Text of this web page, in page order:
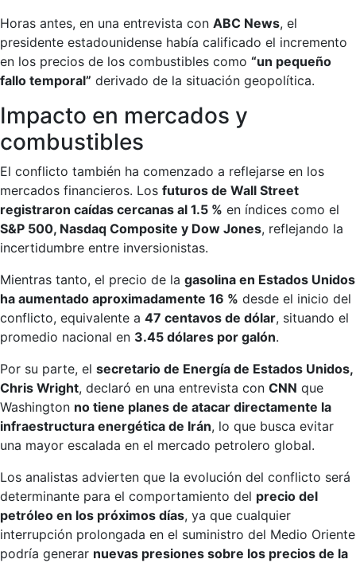
Horas antes, en una entrevista con ABC News, el
presidente estadounidense había calificado el incremento
en los precios de los combustibles como “un pequeño
fallo temporal” derivado de la situación geopolítica.
Impacto en mercados y
combustibles
El conflicto también ha comenzado a reflejarse en los
mercados financieros. Los futuros de Wall Street
registraron caídas cercanas al 1.5 % en índices como el
S&P 500, Nasdaq Composite y Dow Jones, reflejando la
incertidumbre entre inversionistas.
Mientras tanto, el precio de la gasolina en Estados Unidos
ha aumentado aproximadamente 16 % desde el inicio del
conflicto, equivalente a 47 centavos de dólar, situando el
promedio nacional en 3.45 dólares por galón.
Por su parte, el secretario de Energía de Estados Unidos,
Chris Wright, declaró en una entrevista con CNN que
Washington no tiene planes de atacar directamente la
infraestructura energética de Irán, lo que busca evitar
una mayor escalada en el mercado petrolero global.
Los analistas advierten que la evolución del conflicto será
determinante para el comportamiento del precio del
petróleo en los próximos días, ya que cualquier
interrupción prolongada en el suministro del Medio Oriente
podría generar nuevas presiones sobre los precios de la